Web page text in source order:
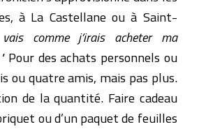
à La Castellane ou à Saint-
comme j’irais acheter ma
Pour des achats personnels ou
ou quatre amis, mais pas plus.
de la quantité. Faire cadeau
ou d’un paquet de feuilles